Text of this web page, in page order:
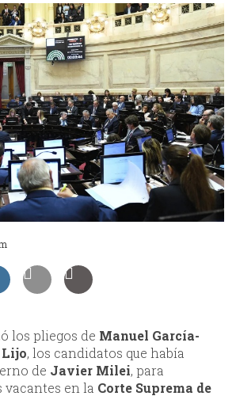
los pliegos de Manuel García-
, los candidatos que había
de Javier Milei, para
en la Corte Suprema de